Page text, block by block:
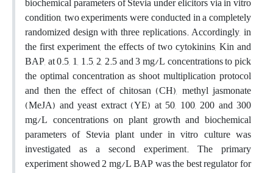
condition, two experiments were conducted in a completely
randomized design with three replications. Accordingly, in
the first experiment, the effects of two cytokinins, Kin and
BAP, at 0.5, 1, 1.5, 2, 2.5 and 3 mg/L concentrations to pick
the optimal concentration as shoot multiplication protocol
and then the effect of chitosan (CH), methyl jasmonate
(MeJA) and yeast extract (YE) at 50, 100, 200 and 300
mg/L concentrations on plant growth and biochemical
parameters of Stevia plant under in vitro culture was
investigated as a second experiment. The primary
experiment showed 2 mg/L BAP was the best regulator for